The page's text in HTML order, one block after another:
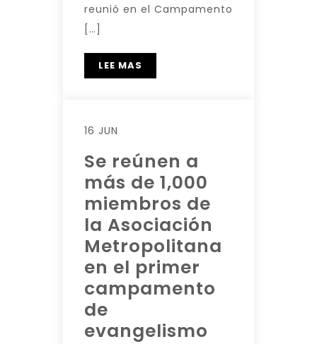
reunió en el Campamento
[…]
LEE MAS
16 JUN
Se reúnen a
más de 1,000
miembros de
la Asociación
Metropolitana
en el primer
campamento
de
evangelismo